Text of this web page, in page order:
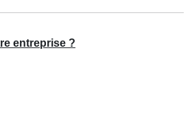
entreprise ?